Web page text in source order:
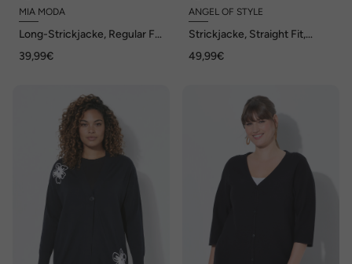
MIA MODA
Long-Strickjacke, Regular Fit,
39,99€
ANGEL OF STYLE
Strickjacke, Straight Fit,
of Style x MIAMODA
49,99€